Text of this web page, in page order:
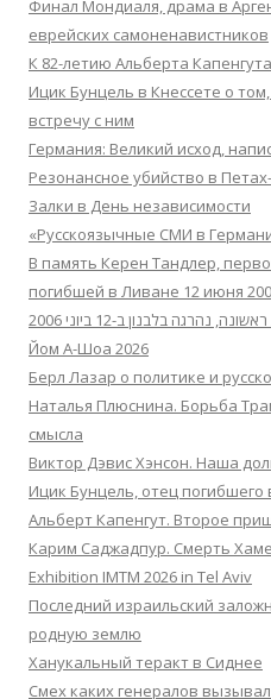
Финал Мондиаля, драма в
еврейских самоненавистников
К 82-летию Альберта
Ицик Бунцель в Кнессете о
встречу с ним
Германия: Великий исход,
Резонансное убийство в
Залки в День независимости
«Русскоязычные СМИ в
В память Керен Тандлер,
погибшей в Ливане 12 июня
בלבנון ב-12 ביוני 2006
Йом А-Шоа 2026
Берл Лазар о политике и
Наталья Плюснина. Борьба
смысла
Виктор Дэвис Хэнсон. Наша
Ицик Бунцель, отец погибшего
Альберт Капенгут. Второе
Карим Саджадпур. Смерть
Exhibition IMTM 2026 in Tel Aviv
Последний израильский
родную землю
Ханукальный теракт в Сиднее
Смех каких генералов